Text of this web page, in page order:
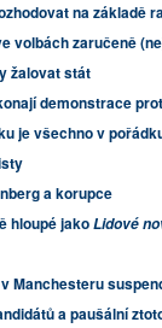
na základě
volbách zaručeně
žalovat stát
demonstrace
je všechno v
a korupce
hloupé jakoLidové
Manchesteru
a paušální